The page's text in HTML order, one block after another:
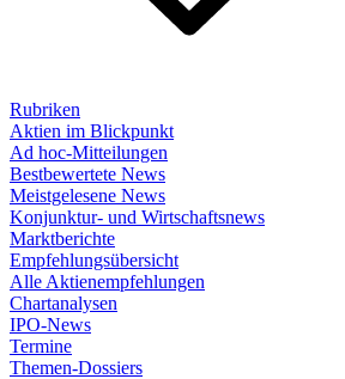
Rubriken
Aktien im Blickpunkt
Ad hoc-Mitteilungen
Bestbewertete News
Meistgelesene News
Konjunktur- und Wirtschaftsnews
Marktberichte
Empfehlungsübersicht
Alle Aktienempfehlungen
Chartanalysen
IPO-News
Termine
Themen-Dossiers